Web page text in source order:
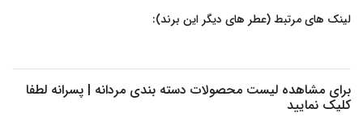
لینک های مرتبط (عطر های دیگر این برند):
برای مشاهده لیست محصولات دسته بندی مردانه | پسرانه لطفا
کلیک نمایید